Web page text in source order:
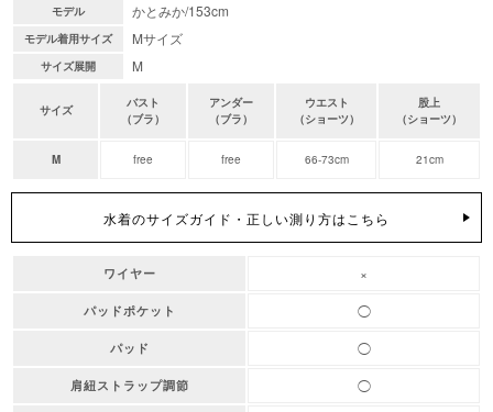
モデル かとみか/153cm
モデル着用サイズ Mサイズ
サイズ展開 M
サイズ
バスト
（ブラ）
アンダー
（ブラ）
ウエスト
（ショーツ）
股上
（ショーツ）
M free free 66-73cm 21cm
水着のサイズガイド・正しい測り方はこちら
ワイヤー ×
パッドポケット ◯
パッド ◯
肩紐ストラップ調節 ◯